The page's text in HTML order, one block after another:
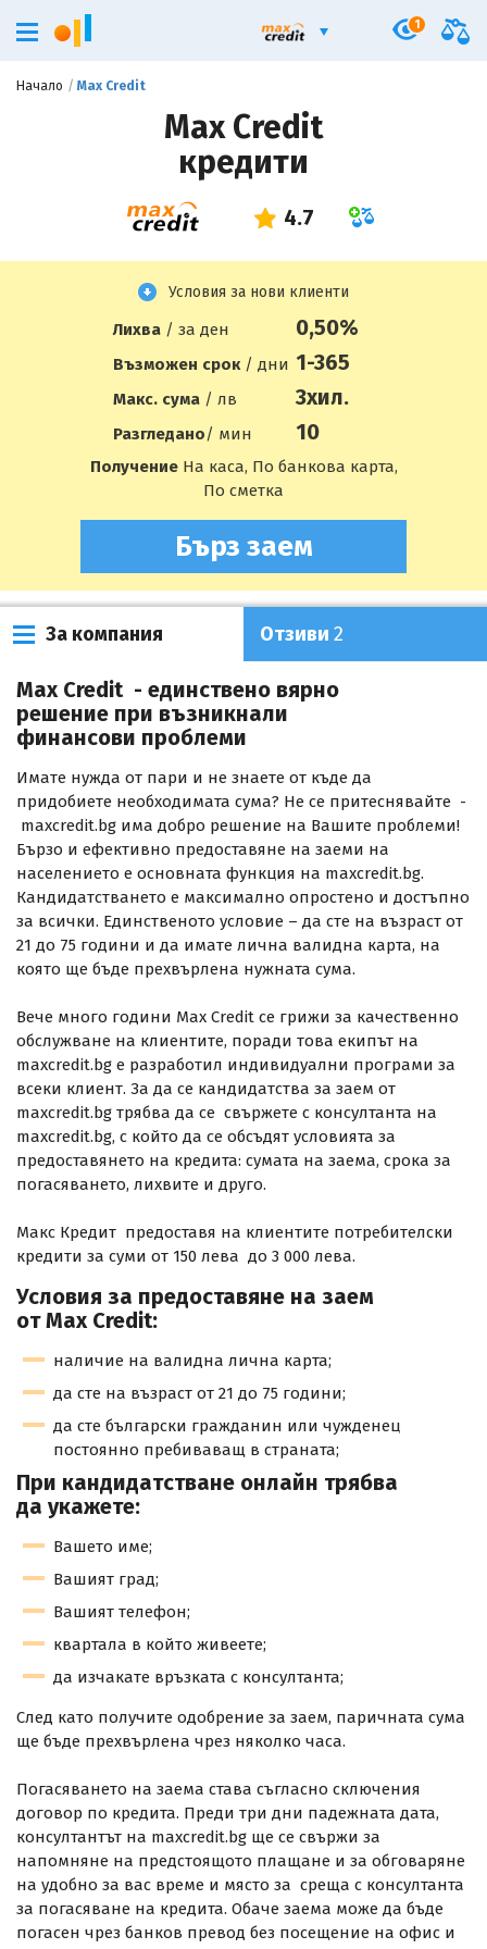
Начало Max Credit
Max Credit
кредити
Условия за нови клиенти
Лихва / за ден 0,50%
Възможен срок / дни 1-365
Макс. сума / лв 3хил.
Разгледано/ мин 10
Получение На каса, По банкова карта,
По сметка
Бърз заем
За компания Отзиви 2
Max Credit - единствено вярно
решение при възникнали
финансови проблеми
Имате нужда от пари и не знаете от къде да
придобиете необходимата сума? Не се притеснявайте -
maxcredit.bg има добро решение на Вашите проблеми!
Бързо и ефективно предоставяне на заеми на
населението е основната функция на maxcredit.bg.
Кандидатстването е максимално опростено и достъпно
за всички. Единственото условие – да сте на възраст от
21 до 75 години и да имате лична валидна карта, на
която ще бъде прехвърлена нужната сума.
Вече много години Max Credit се грижи за качественно
обслужване на клиентите, поради това екипът на
maxcredit.bg е разработил индивидуални програми за
всеки клиент. За да се кандидатства за заем от
maxcredit.bg трябва да се свържете с консултанта на
maxcredit.bg, с който да се обсъдят условията за
предоставянето на кредита: сумата на заема, срока за
погасяването, лихвите и друго.
Макс Кредит предоставя на клиентите потребителски
кредити за суми от 150 лева до 3 000 лева.
Условия за предоставяне на заем
от Max Credit:
наличие на валидна лична карта;
да сте на възраст от 21 до 75 години;
да сте български гражданин или чужденец
постоянно пребиваващ в страната;
При кандидатстване онлайн трябва
да укажете:
Вашето име;
Вашият град;
Вашият телефон;
квартала в който живеете;
да изчакате връзката с консултанта;
След като получите одобрение за заем, паричната сума
ще бъде прехвърлена чрез няколко часа.
Погасяването на заема става съгласно сключения
договор по кредита. Преди три дни падежната дата,
консултантът на maxcredit.bg ще се свържи за
напомняне на предстоящото плащане и за обговаряне
на удобно за вас време и място за среща с консултанта
за погасяване на кредита. Обаче заема може да бъде
погасен чрез банков превод без посещение на офис и
1